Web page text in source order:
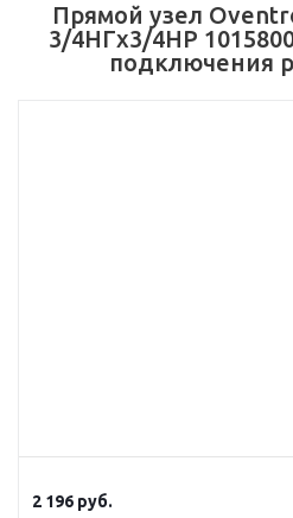
Прямой узел
3/4НГx3/4НР
подключения
2 196 руб.